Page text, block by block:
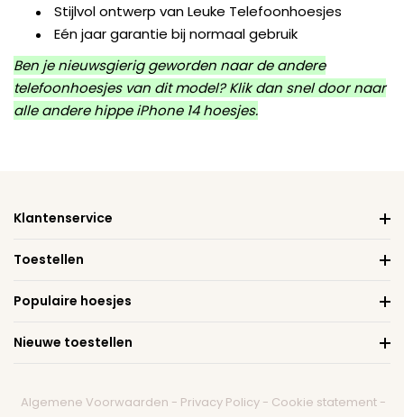
Stijlvol ontwerp van Leuke Telefoonhoesjes
Eén jaar garantie bij normaal gebruik
Ben je nieuwsgierig geworden naar de andere
telefoonhoesjes van dit model? Klik dan snel door naar
alle anderehippe iPhone 14 hoesjes.
Klantenservice
Toestellen
Populaire hoesjes
Nieuwe toestellen
Algemene Voorwaarden - Privacy Policy - Cookie statement -